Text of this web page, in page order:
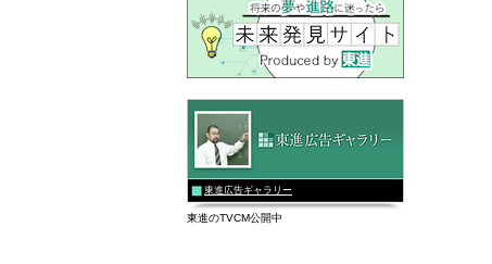
東進広告ギャラリー
東進のTVCM公開中